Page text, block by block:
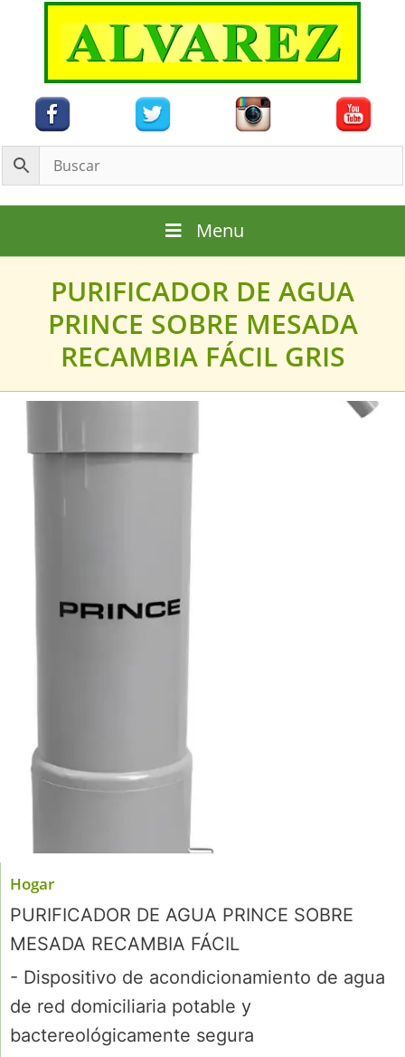
contenido
Menu
PURIFICADOR DE AGUA
PRINCE SOBRE MESADA
RECAMBIA FÁCIL GRIS
Hogar
PURIFICADOR DE AGUA PRINCE SOBRE
MESADA RECAMBIA FÁCIL
- Dispositivo de acondicionamiento de agua
de red domiciliaria potable y
bactereológicamente segura